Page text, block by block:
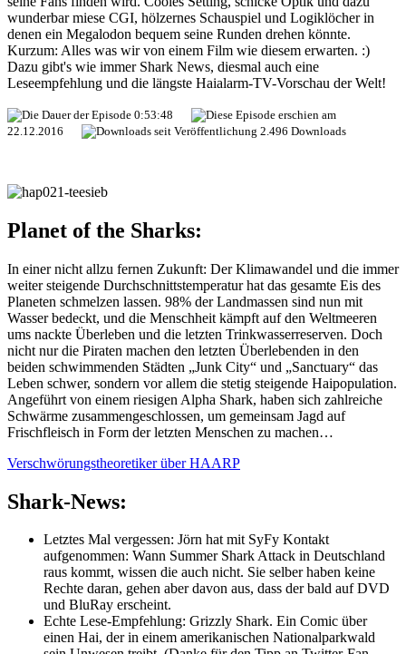
wunderbar miese CGI, hölzernes Schauspiel und Logiklöcher in
denen ein Megalodon bequem seine Runden drehen könnte.
Kurzum: Alles was wir von einem Film wie diesem erwarten. :)
Dazu gibt's wie immer Shark News, diesmal auch eine
Leseempfehlung und die längste Haialarm-TV-Vorschau der Welt!
0:53:48
22.12.2016
2.496 Downloads
Planet of the Sharks:
In einer nicht allzu fernen Zukunft: Der Klimawandel und die immer
weiter steigende Durchschnittstemperatur hat das gesamte Eis des
Planeten schmelzen lassen. 98% der Landmassen sind nun mit
Wasser bedeckt, und die Menschheit kämpft auf den Weltmeeren
ums nackte Überleben und die letzten Trinkwasserreserven. Doch
nicht nur die Piraten machen den letzten Überlebenden in den
beiden schwimmenden Städten „Junk City“ und „Sanctuary“ das
Leben schwer, sondern vor allem die stetig steigende Haipopulation.
Angeführt von einem riesigen Alpha Shark, haben sich zahlreiche
Schwärme zusammengeschlossen, um gemeinsam Jagd auf
Frischfleisch in Form der letzten Menschen zu machen…
Verschwörungstheoretiker über HAARP
Shark-News:
Letztes Mal vergessen: Jörn hat mit SyFy Kontakt
aufgenommen: Wann Summer Shark Attack in Deutschland
raus kommt, wissen die auch nicht. Sie selber haben keine
Rechte daran, gehen aber davon aus, dass der bald auf DVD
und BluRay erscheint.
Echte Lese-Empfehlung: Grizzly Shark. Ein Comic über
einen Hai, der in einem amerikanischen Nationalparkwald